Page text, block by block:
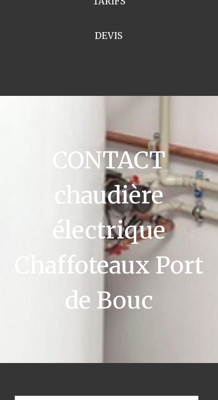
DEVIS
CONTACT
chaudière
électrique
Chaffoteaux Port
de Bouc